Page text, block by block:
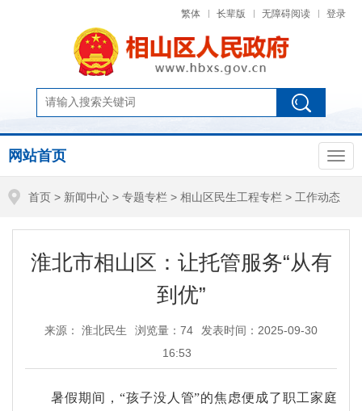
繁体 长辈版 无障碍阅读 登录
网站首页
首页 > 新闻中心 > 专题专栏 > 相山区民生工程专栏 > 工作动态
淮北市相山区：让托管服务“从有
到优”
来源： 淮北民生 浏览量： 74
发表时间：2025-09-30
16:53
暑假期间，“孩子没人管”的焦虑便成了职工家庭